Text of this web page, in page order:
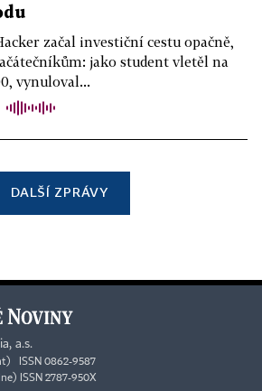
začal investiční cestu opačně,
jako student vletěl na
vynuloval...
DALŠÍ ZPRÁVY
a.s.
ISSN 0862-9587
ISSN 2787-950X